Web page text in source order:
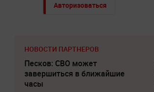
Авторизоваться
НОВОСТИ ПАРТНЕРОВ
Песков: СВО может
завершиться в ближайшие
часы